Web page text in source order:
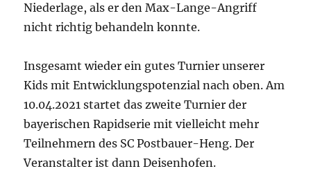
Niederlage, als er den Max-Lange-Angriff
nicht richtig behandeln konnte.
Insgesamt wieder ein gutes Turnier unserer
Kids mit Entwicklungspotenzial nach oben. Am
10.04.2021 startet das zweite Turnier der
bayerischen Rapidserie mit vielleicht mehr
Teilnehmern des SC Postbauer-Heng. Der
Veranstalter ist dann Deisenhofen.